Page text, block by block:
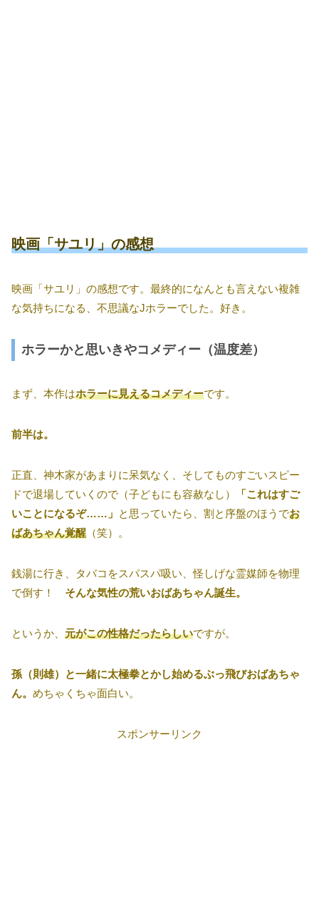
映画「サユリ」の感想
映画「サユリ」の感想です。最終的になんとも言えない複雑
な気持ちになる、不思議なJホラーでした。好き。
ホラーかと思いきやコメディー（温度差）
まず、本作はホラーに見えるコメディーです。
前半は。
正直、神木家があまりに呆気なく、そしてものすごいスピー
ドで退場していくので（子どもにも容赦なし）
「これはすご
いことになるぞ……」 と思っていたら、割と序盤のほうでお
ばあちゃん覚醒 （笑）。
銭湯に行き、タバコをスパスパ吸い、怪しげな霊媒師を物理
で倒す！ そんな気性の荒いおばあちゃん誕生。
というか、 元がこの性格だったらしいですが。
孫（則雄）と一緒に太極拳とかし始めるぶっ飛びおばあちゃ
ん。 めちゃくちゃ面白い。
スポンサーリンク